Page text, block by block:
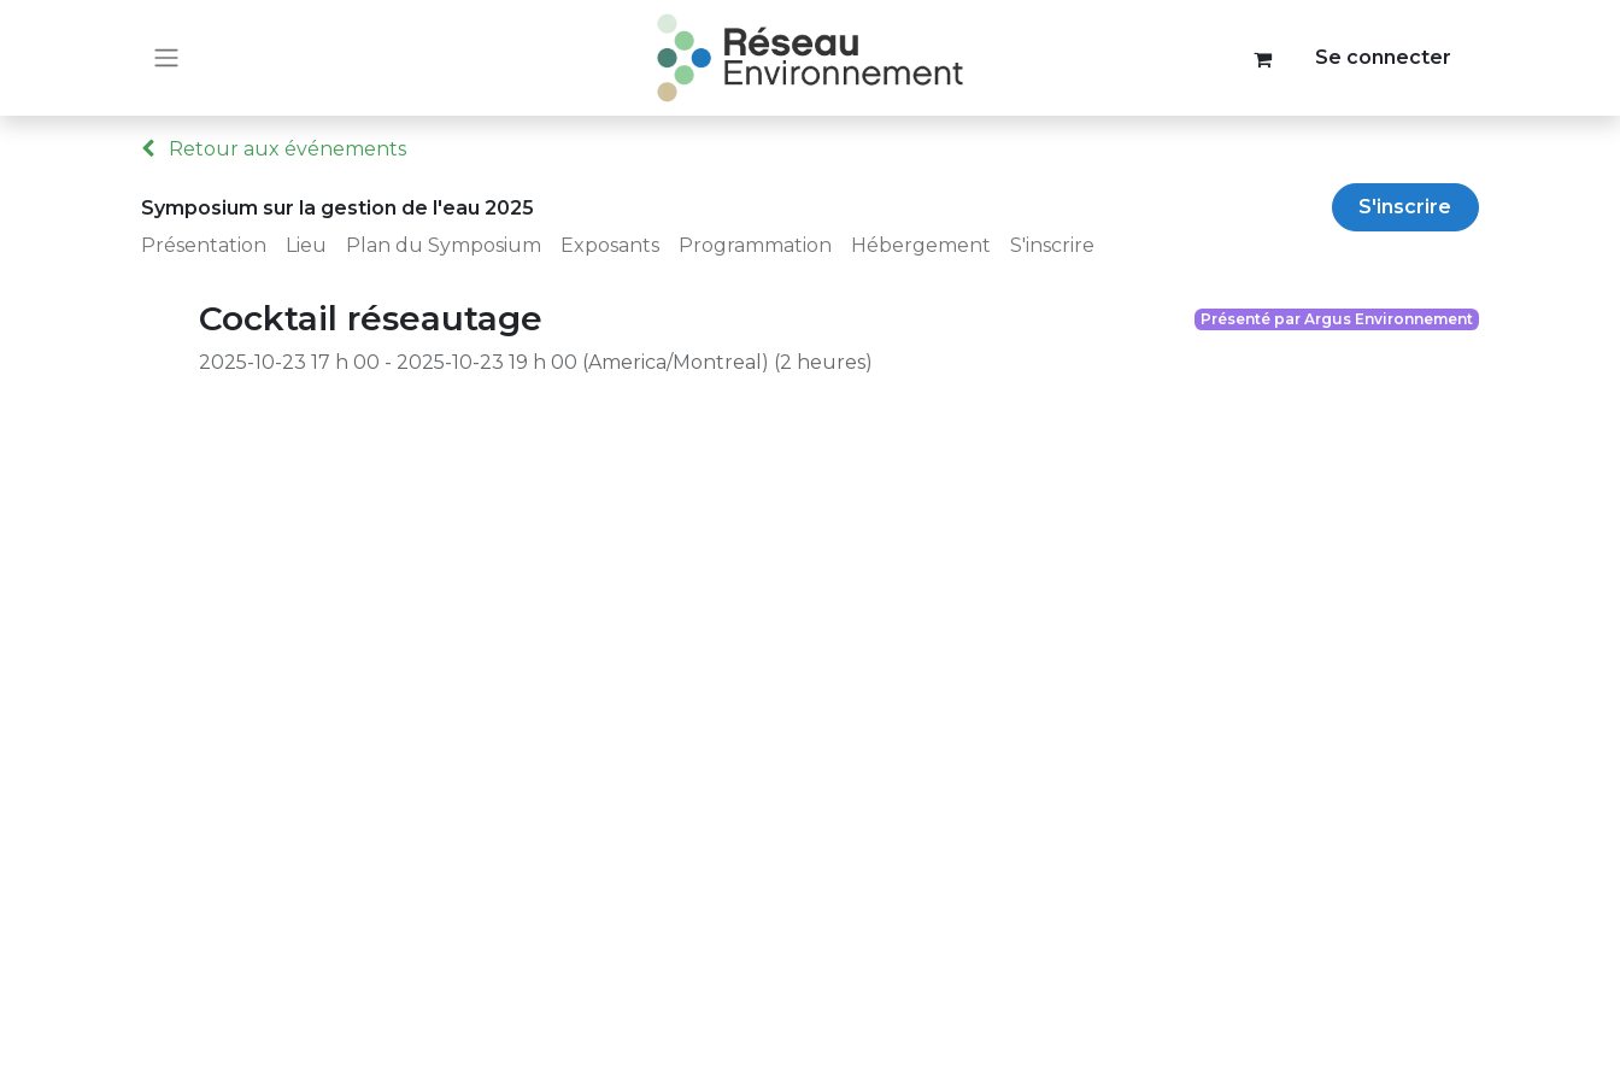
Se connecter
Retour aux événements
Symposium sur la gestion de l'eau 2025
S'inscrire
Présentation
Lieu Plan du Symposium Exposants Programmation Hébergement S'inscrire
Cocktail réseautage Présenté par Argus Environnement
2025-10-23 17 h 00 - 2025-10-23 19 h 00 (America/Montreal ) (2 heures)